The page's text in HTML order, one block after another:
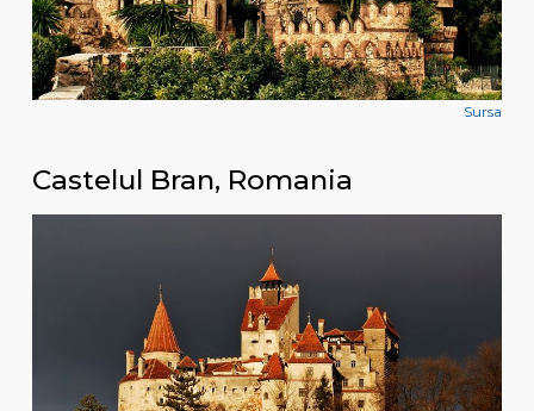
Sursa
Castelul Bran, Romania